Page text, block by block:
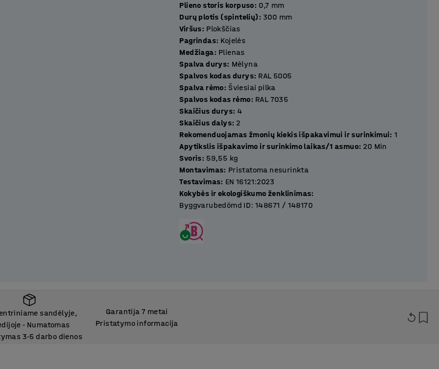
užtikrina guminiai amortizatoriai.
puikią ventiliaciją ir neleidžia kauptis
ir ženkliai palengvinama grindų
modulius tapusavyje - sukurkite
komplektuojamos be užrakto -
Plieno storis korpuso: 0,7 mm
Durų plotis (spintelių): 300 mm
Viršus: Plokščias
Pagrindas: Kojelės
Medžiaga: Plienas
Spalva durys: Mėlyna
Spalvos kodas durys: RAL 5005
Spalva rėmo: Šviesiai pilka
Spalvos kodas rėmo: RAL 7035
Skaičius durys: 4
Skaičius dalys: 2
Rekomenduojamas žmonių kiekis išpakavimui ir surinkimui: 1
Apytikslis išpakavimo ir surinkimo laikas/1 asmuo: 20 Min
Svoris: 59,55 kg
Montavimas: Pristatoma nesurinkta
Testavimas: EN 16121:2023
Kokybės ir ekologiškumo ženklinimas:
Byggvarubedömd ID: 148671 / 148170
sandėlyje,
‑ Numatomas
3‑5 darbo dienos
Garantija 7 metai
Pristatymo informacija